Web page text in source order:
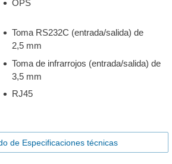
OPS
Toma RS232C (entrada/salida) de
2,5 mm
Toma de infrarrojos (entrada/salida) de
3,5 mm
RJ45
de Especificaciones técnicas